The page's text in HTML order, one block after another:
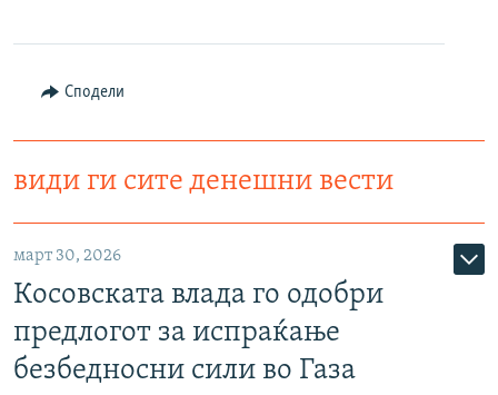
Сподели
види ги сите денешни вести
март 30, 2026
Косовската влада го одобри
предлогот за испраќање
безбедносни сили во Газа